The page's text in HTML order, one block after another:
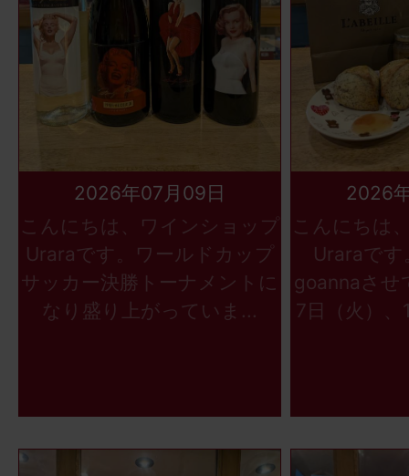
2026年07月09日
こんにちは、ワインショップ
Uraraです。ワールドカップ
サッカー決勝トーナメントに
なり盛り上がっていま...
2026
こんにちは
Uraraです
goannaさせ
7日（火）